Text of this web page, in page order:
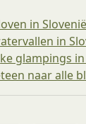
in Slovenië
in
glampings
naar alle